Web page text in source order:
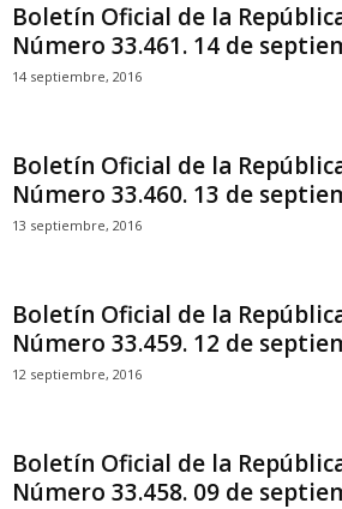
Boletín Oficial de la
Número 33.461. 14 de
14 septiembre, 2016
Boletín Oficial de la
Número 33.460. 13 de
13 septiembre, 2016
Boletín Oficial de la
Número 33.459. 12 de
12 septiembre, 2016
Boletín Oficial de la
Número 33.458. 09 de